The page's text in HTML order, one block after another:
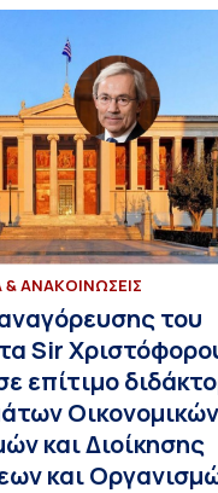
& ΑΝΑΚΟΙΝΩΣΕΙΣ
του
Sir
επίτιμο
Οικονομικών
και Διοίκησης
και